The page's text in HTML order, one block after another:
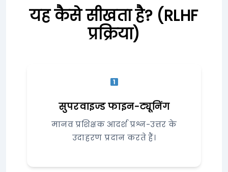
यह कैसे सीखता है? (RLHF
प्रक्रिया)
सुपरवाइज्ड फाइन-ट्यूनिंग
मानव प्रशिक्षक आदर्श प्रश्न-उत्तर के
उदाहरण प्रदान करते हैं।